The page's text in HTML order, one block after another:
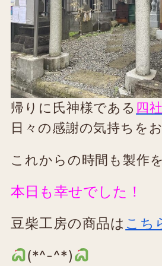
帰りに氏神様である 四
日々の感謝の気持ちを
これからの時間も製作
本日も幸せでした！
豆柴工房の商品は こち
(*^-^*)